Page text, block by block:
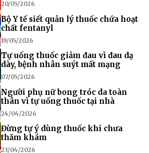
20/05/2026
Bộ Y tế siết quản lý thuốc chứa hoạt
chất fentanyl
19/05/2026
Tự uống thuốc giảm đau vì đau dạ
dày, bệnh nhân suýt mất mạng
07/05/2026
Người phụ nữ bong tróc da toàn
thân vì tự uống thuốc tại nhà
24/04/2026
Đừng tự ý dùng thuốc khi chưa
thăm khám
23/04/2026